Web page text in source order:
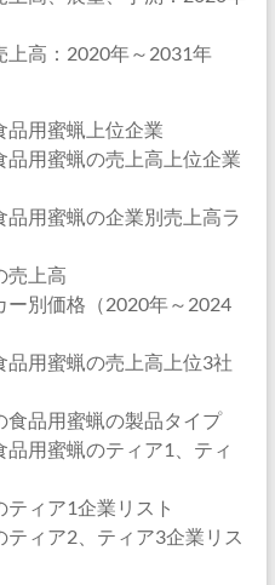
上高：2020年～2031年
品用蜜蝋上位企業
品用蜜蝋の売上高上位企業
品用蜜蝋の企業別売上高ラ
売上高
ー別価格（2020年～2024
品用蜜蝋の売上高上位3社
食品用蜜蝋の製品タイプ
品用蜜蝋のティア1、ティ
ィア1企業リスト
ィア2、ティア3企業リス